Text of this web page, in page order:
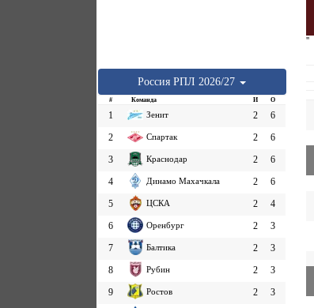
Россия РПЛ 2026/27
# Команда И О
1 Зенит 2
6
2
Спартак 2
6
3
Краснодар 2
6
4
Динамо Махачкала 2
6
5
ЦСКА 2
4
6
Оренбург 2
3
7
Балтика 2
3
8
Рубин 2
3
9
Ростов 2
3
''